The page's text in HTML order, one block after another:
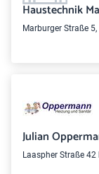
Haustechnik
Marburger Straße
Julian
Laaspher Straße